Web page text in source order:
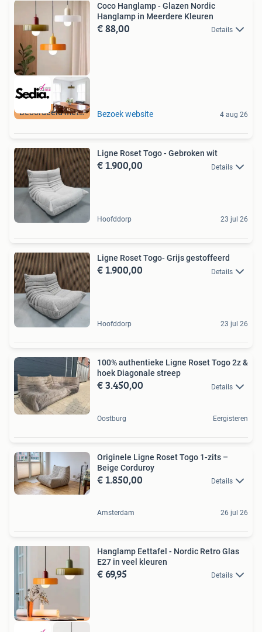
Beoordeeld met 9+
Coco Hanglamp - Glazen Nordic
Hanglamp in Meerdere Kleuren
€ 88,00 Details
Bezoek website 4 aug 26
Ligne Roset Togo - Gebroken wit
€ 1.900,00 Details
Hoofddorp 23 jul 26
Ligne Roset Togo- Grijs gestoffeerd
€ 1.900,00 Details
Hoofddorp 23 jul 26
100% authentieke Ligne Roset Togo 2z &
hoek Diagonale streep
€ 3.450,00 Details
Oostburg Eergisteren
Originele Ligne Roset Togo 1-zits –
Beige Corduroy
€ 1.850,00 Details
Amsterdam 26 jul 26
Hanglamp Eettafel - Nordic Retro Glas
E27 in veel kleuren
€ 69,95 Details